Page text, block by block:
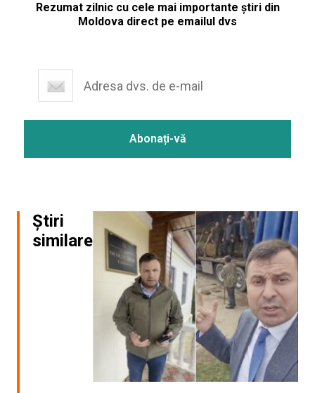
Rezumat zilnic cu cele mai importante știri din
Moldova direct pe emailul dvs
Știri
similare